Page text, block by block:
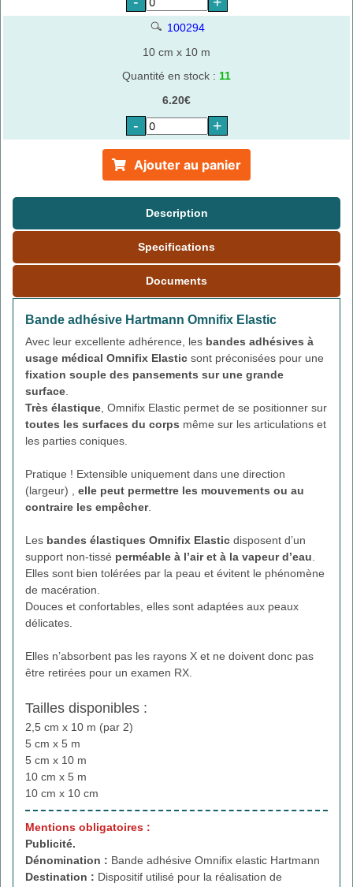
100294
10 cm x 10 m
Quantité en stock : 11
6.20€
- +
Ajouter au panier
Description
Specifications
Documents
Bande adhésive Hartmann Omnifix Elastic
Avec leur excellente adhérence, les bandes adhésives à
usage médical Omnifix Elastic sont préconisées pour une
fixation souple des pansements sur une grande
surface
Très élastique , Omnifix Elastic permet de se positionner sur
toutes les surfaces du corps même sur les articulations et
les parties coniques.
Pratique ! Extensible uniquement dans une direction
(largeur) , elle peut permettre les mouvements ou au
contraire les empêcher.
Les bandes élastiques Omnifix Elastic disposent d’un
support non-tissé perméable à l’air et à la vapeur d’eau
Elles sont bien tolérées par la peau et évitent le phénomène
de macération.
Douces et confortables, elles sont adaptées aux peaux
délicates.
Elles n’absorbent pas les rayons X et ne doivent donc pas
être retirées pour un examen RX.
Tailles disponibles :
2,5 cm x 10 m (par 2)
5 cm x 5 m
5 cm x 10 m
10 cm x 5 m
10 cm x 10 cm
Mentions obligatoires :
Publicité.
Dénomination : Bande adhésive Omnifix elastic Hartmann
Destination : Dispositif utilisé pour la réalisation de